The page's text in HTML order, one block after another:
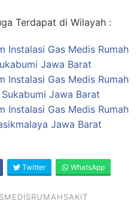
Terdapat di Wilayah :
Instalasi Gas Medis Rumah
Jawa Barat
Instalasi Gas Medis Rumah
Jawa Barat
Instalasi Gas Medis Rumah
Jawa Barat
Twitter WhatsApp